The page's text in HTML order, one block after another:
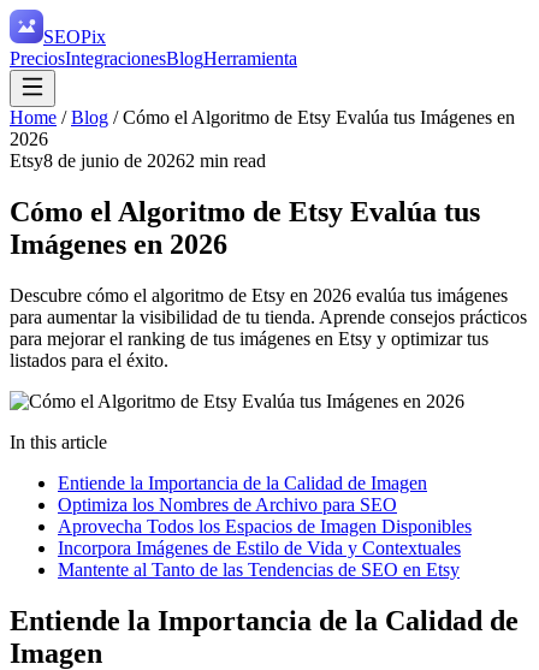
SEOPix
PreciosIntegracionesBlogHerramienta
Home /Blog /Cómo el Algoritmo de Etsy Evalúa tus Imágenes en
2026
Etsy8 de junio de 20262 min read
Cómo el Algoritmo de Etsy Evalúa tus
Imágenes en 2026
Descubre cómo el algoritmo de Etsy en 2026 evalúa tus imágenes
para aumentar la visibilidad de tu tienda. Aprende consejos prácticos
para mejorar el ranking de tus imágenes en Etsy y optimizar tus
listados para el éxito.
In this article
Entiende la Importancia de la Calidad de Imagen
Optimiza los Nombres de Archivo para SEO
Aprovecha Todos los Espacios de Imagen Disponibles
Incorpora Imágenes de Estilo de Vida y Contextuales
Mantente al Tanto de las Tendencias de SEO en Etsy
Entiende la Importancia de la Calidad de
Imagen